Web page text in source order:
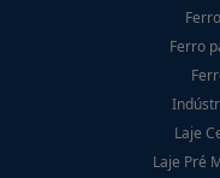
Ferro
Laje
Laje Pré